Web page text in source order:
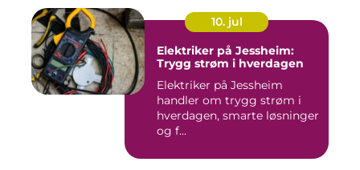
10. jul
Elektriker på Jessheim:
Trygg strøm i hverdagen
Elektriker på Jessheim
handler om trygg strøm i
hverdagen, smarte løsninger
og f...